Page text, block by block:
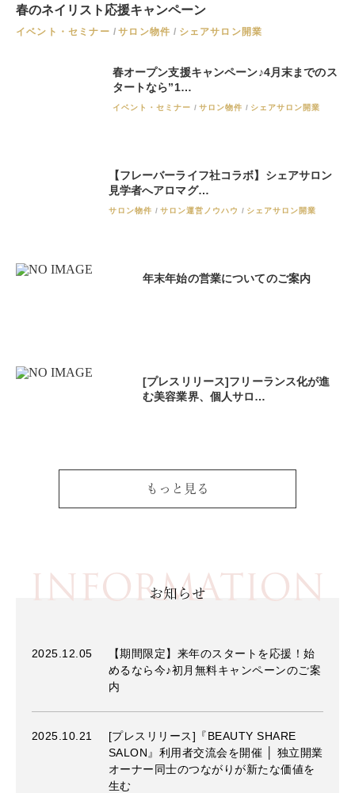
春のネイリスト応援キャンペーン
イベント・セミナー サロン物件 シェアサロン開業
春オープン支援キャンペーン♪4月末までのス
タートなら”1…
イベント・セミナー サロン物件 シェアサロン開業
【フレーバーライフ社コラボ】シェアサロン
見学者へアロマグ…
サロン物件 サロン運営ノウハウ シェアサロン開業
年末年始の営業についてのご案内
[プレスリリース]フリーランス化が進
む美容業界、個人サロ…
もっと見る
INFORMATION
お知らせ
2025.12.05
【期間限定】来年のスタートを応援！始
めるなら今♪初月無料キャンペーンのご案
内
2025.10.21
[プレスリリース]『BEAUTY SHARE
SALON』利用者交流会を開催 │ 独立開業
オーナー同士のつながりが新たな価値を
生む